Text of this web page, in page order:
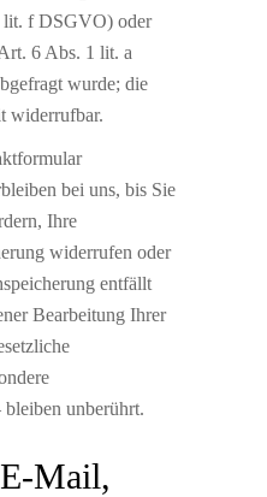
f DSGVO) oder
6 Abs. 1 lit. a
wurde; die
widerrufbar.
bei uns, bis Sie
Ihre
widerrufen oder
entfällt
Bearbeitung Ihrer
unberührt.
Mail,